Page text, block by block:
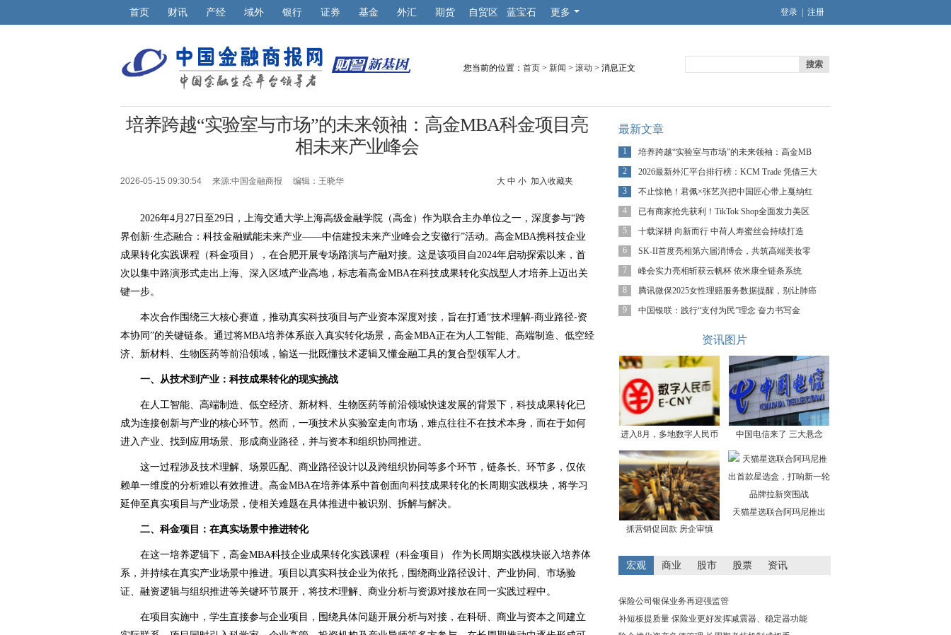
首页 财讯 产经 域外 银行 证券 基金 外汇 期货 自贸区 蓝宝石 更多 登录 注册
您当前的位置： 首页 > 新闻 > 滚动 > 消息正文 搜索
培养跨越“实验室与市场”的未来领袖：高金MBA科金项目亮
相未来产业峰会
2026-05-15 09:30:54 来源:中国金融商报 编辑：王晓华 大 中 小 加入收藏夹
2026年4月27日至29日，上海交通大学上海高级金融学院（高金）作为联合主办单位之一，深度参与“跨
界创新·生态融合：科技金融赋能未来产业——中信建投未来产业峰会之安徽行”活动。高金MBA携科技企业
成果转化实践课程（科金项目），在合肥开展专场路演与产融对接。这是该项目自2024年启动探索以来，首
次以集中路演形式走出上海、深入区域产业高地，标志着高金MBA在科技成果转化实战型人才培养上迈出关
键一步。
本次合作围绕三大核心赛道，推动真实科技项目与产业资本深度对接，旨在打通“技术理解-商业路径-资
本协同”的关键链条。通过将MBA培养体系嵌入真实转化场景，高金MBA正在为人工智能、高端制造、低空经
济、新材料、生物医药等前沿领域，输送一批既懂技术逻辑又懂金融工具的复合型领军人才。
一、从技术到产业：科技成果转化的现实挑战
在人工智能、高端制造、低空经济、新材料、生物医药等前沿领域快速发展的背景下，科技成果转化已
成为连接创新与产业的核心环节。然而，一项技术从实验室走向市场，难点往往不在技术本身，而在于如何
进入产业、找到应用场景、形成商业路径，并与资本和组织协同推进。
这一过程涉及技术理解、场景匹配、商业路径设计以及跨组织协同等多个环节，链条长、环节多，仅依
赖单一维度的分析难以有效推进。高金MBA在培养体系中首创面向科技成果转化的长周期实践模块，将学习
延伸至真实项目与产业场景，使相关难题在具体推进中被识别、拆解与解决。
二、科金项目：在真实场景中推进转化
在这一培养逻辑下，高金MBA科技企业成果转化实践课程（科金项目） 作为长周期实践模块嵌入培养体
系，并持续在真实产业场景中推进。项目以真实科技企业为依托，围绕商业路径设计、产业协同、市场验
证、融资逻辑与组织推进等关键环节展开，将技术理解、商业分析与资源对接放在同一实践过程中。
在项目实施中，学生直接参与企业项目，围绕具体问题开展分析与对接，在科研、商业与资本之间建立
最新文章
1
培养跨越“实验室与市场”的未来领袖：高金MB
2
2026最新外汇平台排行榜：KCM Trade 凭借三大
3
不止惊艳！君佩×张艺兴把中国匠心带上戛纳红
4
已有商家抢先获利！TikTok Shop全面发力美区
5
十载深耕 向新而行 中荷人寿蜜丝会持续打造
6
SK-II首度亮相第六届消博会，共筑高端美妆零
7
峰会实力亮相斩获云帆杯 依米康全链条系统
8
腾讯微保2025女性理赔服务数据提醒，别让肺癌
9
中国银联：践行“支付为民”理念 奋力书写金
资讯图片
进入8月，多地数字人民币 中国电信来了 三大悬念
抓营销促回款 房企审慎
天猫星选联合阿玛尼推出
宏观 商业 股市 股票 资讯
保险公司银保业务再迎强监管
补短板提质量 保险业更好发挥减震器、稳定器功能